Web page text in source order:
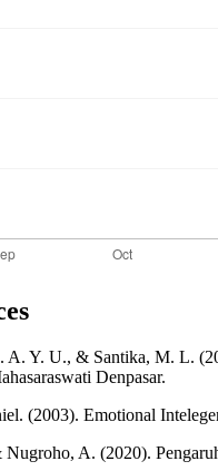
Y. U., & Santika, M. L.
Denpasar.
(2003). Emotional
A. (2020).